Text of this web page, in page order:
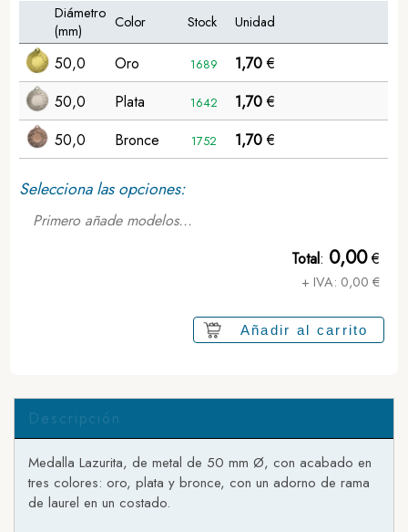
Diámetro
(mm)
Color Stock Unidad
50,0 Oro 1689 1,70€
50,0
Plata 1642 1,70€
50,0
Bronce 1752 1,70€
Selecciona las opciones:
Primero añade modelos...
Total: 0,00€
+ IVA: 0,00 €
Añadir al carrito
Descripción
Medalla Lazurita, de metal de 50 mm Ø, con acabado en
tres colores: oro, plata y bronce, con un adorno de rama
de laurel en un costado.